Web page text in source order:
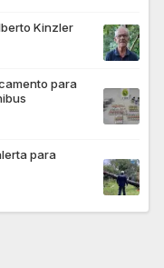
Kinzler
para
para